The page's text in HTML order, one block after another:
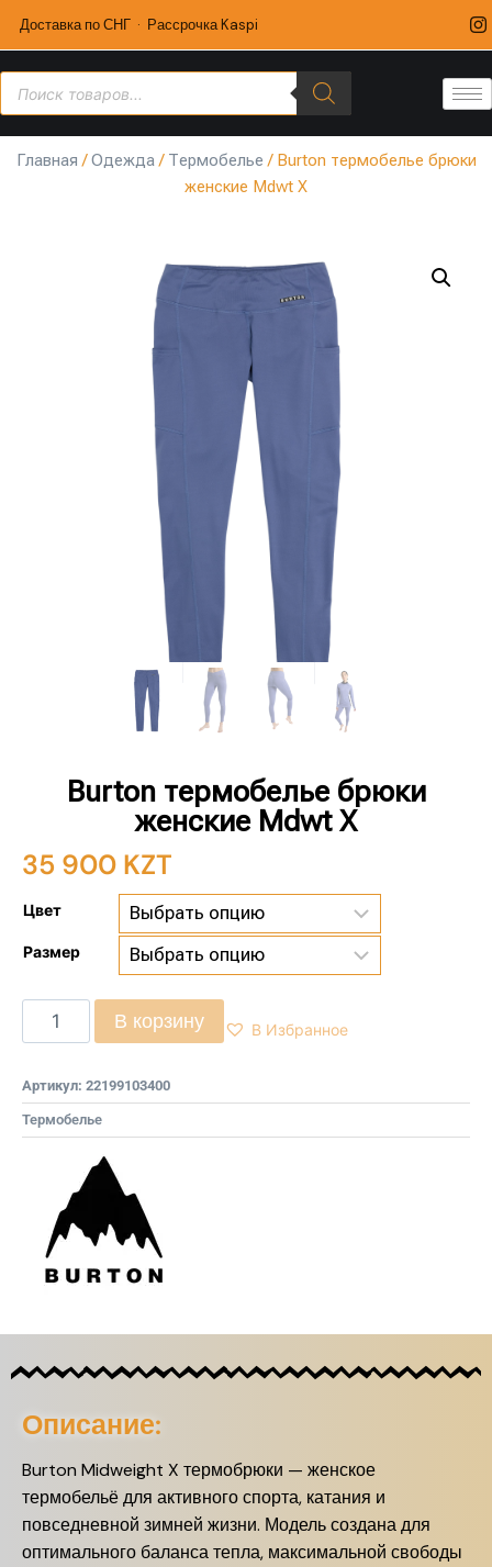
Доставка по СНГ · Рассрочка Kaspi
Главная /Одежда/ Термобелье / Burton термобелье брюки
женские Mdwt X
Burton термобелье брюки
женские Mdwt X
35 900 KZT
Цвет
Размер
В корзину В Избранное
Артикул: 22199103400
Термобелье
Описание:
Burton Midweight X термобрюки — женское
термобельё для активного спорта, катания и
повседневной зимней жизни. Модель создана для
оптимального баланса тепла, максимальной свободы